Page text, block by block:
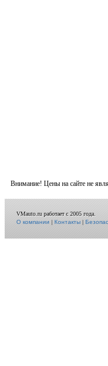
Внимание! Цены на сайте не
VMauto.ru работает с 2005 года.
О компании|Контакты|